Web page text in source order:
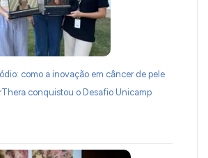
como a inovação em câncer de pele
conquistou o Desafio Unicamp